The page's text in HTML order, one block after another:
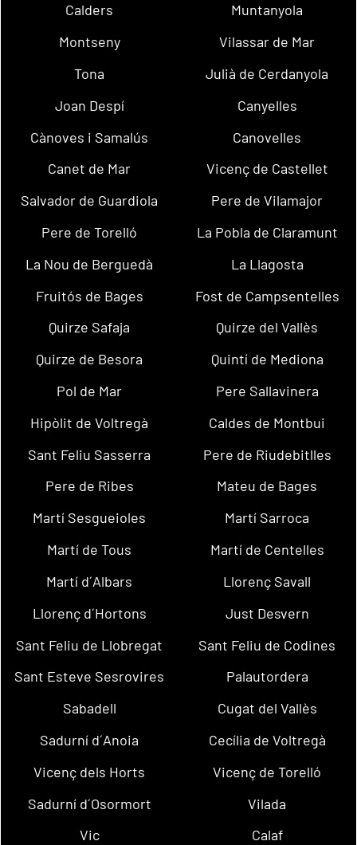
Calders
Muntanyola
Montseny
Vilassar de Mar
Tona
Julià de Cerdanyola
Joan Despí
Canyelles
Cànoves i Samalús
Canovelles
Canet de Mar
Vicenç de Castellet
Salvador de Guardiola
Pere de Vilamajor
Pere de Torelló
La Pobla de Claramunt
La Nou de Berguedà
La Llagosta
Fruitós de Bages
Fost de Campsentelles
Quirze Safaja
Quirze del Vallès
Quirze de Besora
Quintí de Mediona
Pol de Mar
Pere Sallavinera
Hipòlit de Voltregà
Caldes de Montbui
Sant Feliu Sasserra
Pere de Riudebitlles
Pere de Ribes
Mateu de Bages
Martí Sesgueioles
Martí Sarroca
Martí de Tous
Martí de Centelles
Martí d´Albars
Llorenç Savall
Llorenç d´Hortons
Just Desvern
Sant Feliu de Llobregat
Sant Feliu de Codines
Sant Esteve Sesrovires
Palautordera
Sabadell
Cugat del Vallès
Sadurní d´Anoia
Cecília de Voltregà
Vicenç dels Horts
Vicenç de Torelló
Sadurní d´Osormort
Vilada
Vic
Calaf